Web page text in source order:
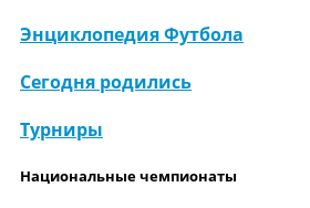
Энциклопедия Футбола
Сегодня родились
Турниры
Национальные чемпионаты